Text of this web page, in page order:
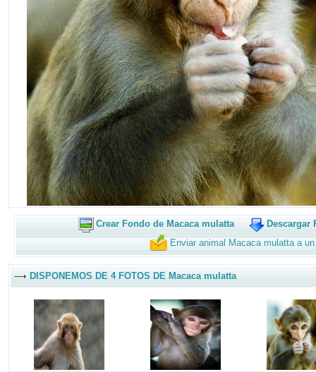
Crear Fondo de Macaca mulatta
Descargar
Enviar animal Macaca mulatta a
DISPONEMOS DE 4 FOTOS DE Macaca mulatta